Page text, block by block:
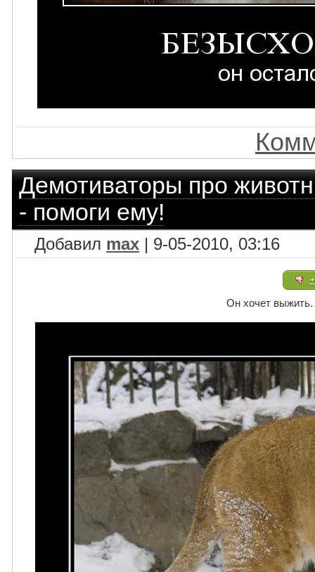
Демотиваторы про
- помоги ему!
Добавил max | 9-05-2010, 03:16
Он хочет выжить.